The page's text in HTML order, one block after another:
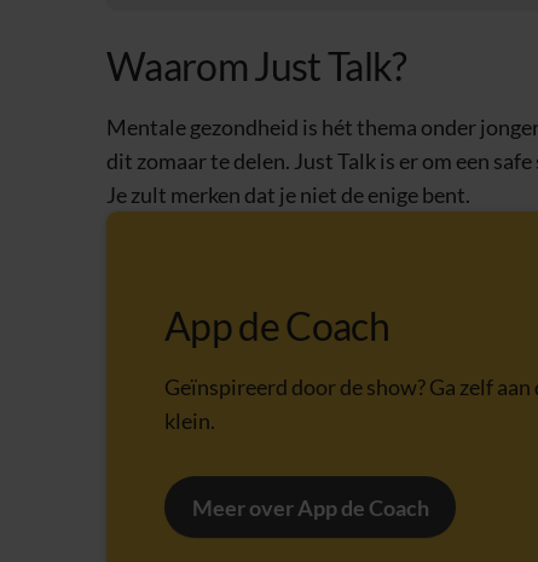
Waarom Just Talk?
Mentale gezondheid is hét thema onder
dit zomaar te delen. Just Talk is er om een
Je zult merken dat je niet de enige bent.
App de Coach
Geïnspireerd door de show? Ga zelf
klein.
Meer over App de Coach